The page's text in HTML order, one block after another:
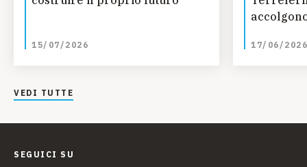
15/07/2026 17/06/2026
VEDI TUTTE
SEGUICI SU